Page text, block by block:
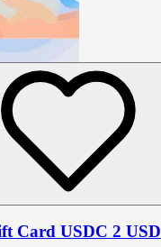
Card USDC 2 USD